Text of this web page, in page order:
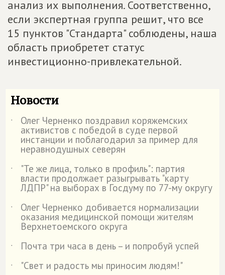
анализ их выполнения. Соответственно,
если экспертная группа решит, что все
15 пунктов "Стандарта" соблюдены, наша
область приобретет статус
инвестиционно-привлекательной.
Новости
˙ Олег Черненко поздравил коряжемских
активистов с победой в суде первой
инстанции и поблагодарил за пример для
неравнодушных северян
˙
"Те же лица, только в профиль": партия
власти продолжает разыгрывать "карту
ЛДПР" на выборах в Госдуму по 77-му округу
˙
Олег Черненко добивается нормализации
оказания медицинской помощи жителям
Верхнетоемского округа
˙
Почта три часа в день – и попробуй успей
˙
"Свет и радость мы приносим людям!"